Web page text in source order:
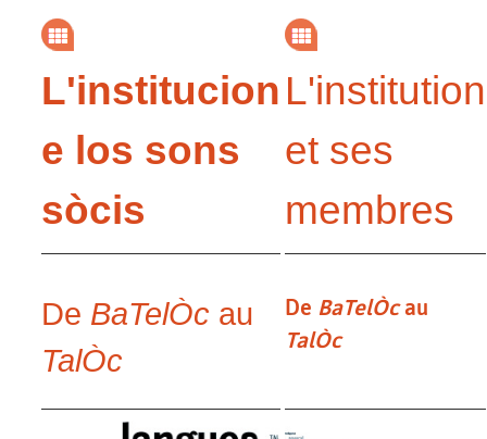
L'institucion
e los sons
sòcis
L'institution
et ses
membres
De BaTelÒc au
TalÒc
De BaTelÒcau
TalÒc